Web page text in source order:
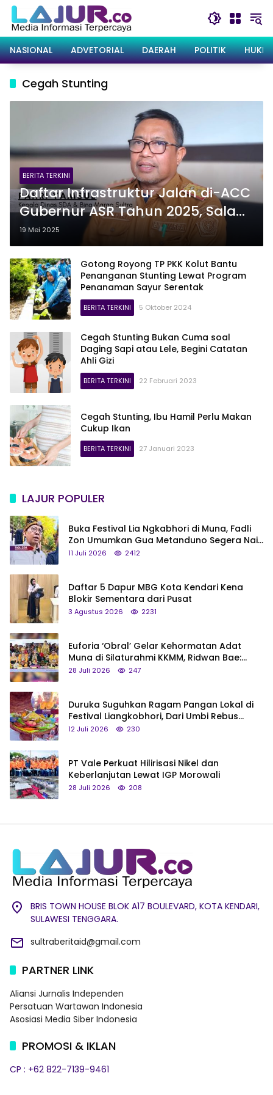
Langsung
konten
NASIONAL
ADVETORIAL DAERAH POLITIK
Cegah Stunting
BERITA TERKINI
Daftar Infrastruktur Jalan di-ACC
Gubernur ASR Tahun 2025, Salah
Satunya Jalan Pertanian Koltim
19 Mei 2025
Gotong Royong TP PKK Kolut Bantu
Penanganan Stunting Lewat Program
Penanaman Sayur Serentak
BERITA TERKINI 5 Oktober 2024
Cegah Stunting Bukan Cuma soal
Daging Sapi atau Lele, Begini Catatan
Ahli Gizi
BERITA TERKINI 22 Februari 2023
Cegah Stunting, Ibu Hamil Perlu Makan
Cukup Ikan
BERITA TERKINI 27 Januari 2023
LAJUR POPULER
Buka Festival Lia Ngkabhori di Muna, Fadli
Zon Umumkan Gua Metanduno Segera Naik
Status Jadi Cagar Budaya Nasional
11 Juli 2026 2412
Daftar 5 Dapur MBG Kota Kendari Kena
Blokir Sementara dari Pusat
3 Agustus 2026 2231
Euforia ‘Obral’ Gelar Kehormatan Adat
Muna di Silaturahmi KKMM, Ridwan Bae:
Saya Bukan Tipe Begitu, Belum Pantas!
28 Juli 2026 247
Duruka Suguhkan Ragam Pangan Lokal di
Festival Liangkobhori, Dari Umbi Rebus
hingga Tumpeng Beras Muna
12 Juli 2026 230
PT Vale Perkuat Hilirisasi Nikel dan
Keberlanjutan Lewat IGP Morowali
28 Juli 2026 208
BRIS TOWN HOUSE BLOK A17 BOULEVARD, KOTA KENDARI,
SULAWESI TENGGARA.
sultraberitaid@gmail.com
PARTNER LINK
Aliansi Jurnalis Independen
Persatuan Wartawan Indonesia
Asosiasi Media Siber Indonesia
PROMOSI & IKLAN
CP : +62 822-7139-9461